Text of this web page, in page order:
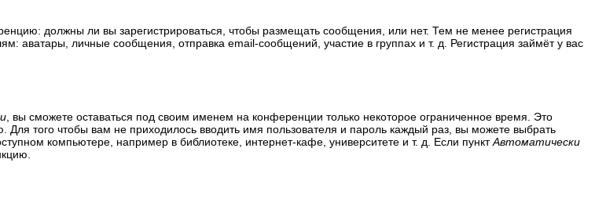
должны ли вы зарегистрироваться, чтобы размещать сообщения, или нет. Тем не менее регистрация
аватары, личные сообщения, отправка email-сообщений, участие в группах и т. д. Регистрация займёт у вас
, вы сможете оставаться под своим именем на конференции только некоторое ограниченное время. Это
Для того чтобы вам не приходилось вводить имя пользователя и пароль каждый раз, вы можете выбрать
компьютере, например в библиотеке, интернет-кафе, университете и т. д. Если пунктАвтоматически